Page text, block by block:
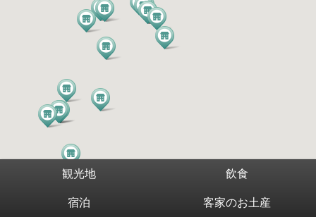
観光地 飲食
宿泊 客家のお土産